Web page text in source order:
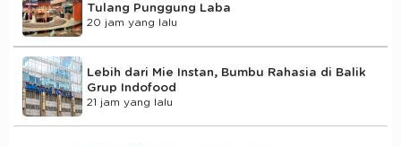
Tulang Punggung Laba
20 jam yang lalu
Lebih dari Mie Instan, Bumbu Rahasia di Balik
Grup Indofood
21 jam yang lalu